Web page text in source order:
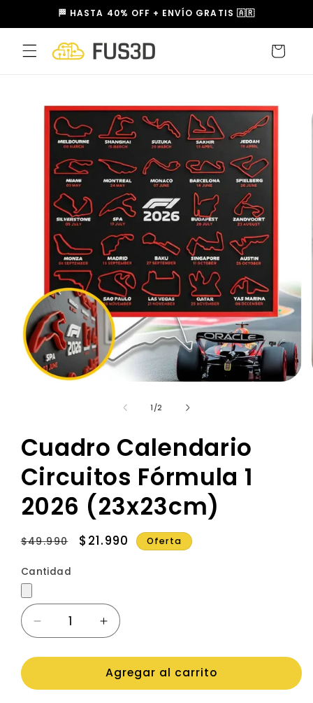
directamente
al contenido
🏁 HASTA 40% OFF + ENVÍO GRATIS 🇦🇷
Carrito
información
del producto
1 /de
2
Cuadro Calendario
Circuitos Fórmula 1
2026 (23x23cm)
Precio
$49.990
Precio
$21.990 Oferta
Cantidad
Cantidad
Reducir
cantidad
para
Calendario
Aumentar
cantidad
para
Cuadro
Calendario
Agregar al carrito